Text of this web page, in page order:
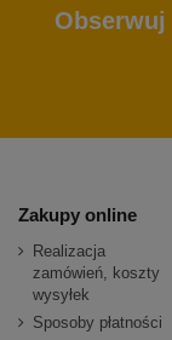
Obserwuj
Zakupy online
Realizacja
zamówień, koszty
wysyłek
Sposoby płatności